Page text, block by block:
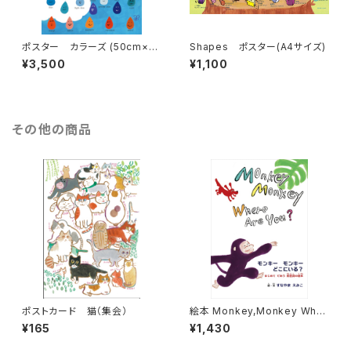
ポスター カラーズ (50cm×7
0cm)
¥3,500
Shapes ポスター(A4サイズ)
¥1,100
その他の商品
ポストカード 猫（集会）
¥165
絵本 Monkey,Monkey Wher
e are you? はじめてであう前
置詞の絵本
¥1,430